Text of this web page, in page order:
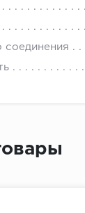
соединения